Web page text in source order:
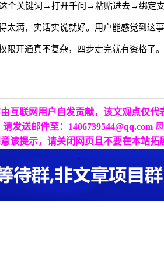
个关键词 →打开千问→粘贴进去→绑定支
太满，实话实说就好。用户能感觉到这
限开通真不复杂，四步走完就有资格了
互联网用户自发贡献，该文观点仅
发送邮件至：1406739544@qq.com
该提示，请关闭网页且不要在本站拓